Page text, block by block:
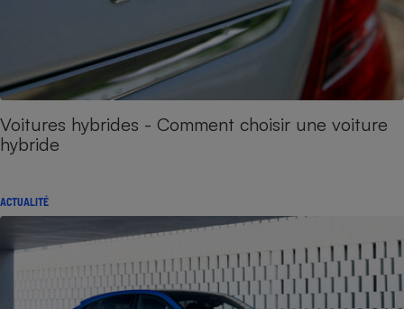
Voitures hybrides - Comment choisir une voiture
hybride
ACTUALITÉ